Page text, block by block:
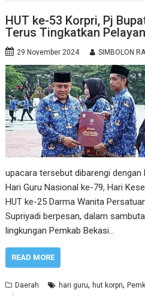
HUT ke-53 Korpri, Pj
Terus Tingkatkan
29 November 2024 SIMBOLON
upacara tersebut dibarengi dengan
Hari Guru Nasional ke-79, Hari
HUT ke-25 Darma Wanita
Supriyadi berpesan, dalam
lingkungan Pemkab Bekasi…
READ MORE
Daerah hari guru,hut korpri,